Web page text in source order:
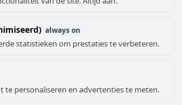
always on
statistieken om prestaties te verbeteren.
te personaliseren en advertenties te meten.